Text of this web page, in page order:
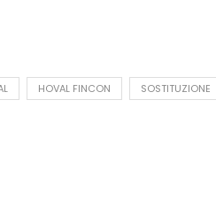
HOVAL FINCON SOSTITUZIONE